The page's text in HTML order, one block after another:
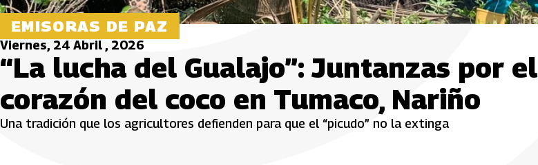
EMISORAS DE PAZ
Viernes, 24 Abril , 2026
“La lucha del Gualajo”: Juntanzas por el
corazón del coco en Tumaco, Nariño
Una tradición que los agricultores defienden para que el “picudo” no la extinga